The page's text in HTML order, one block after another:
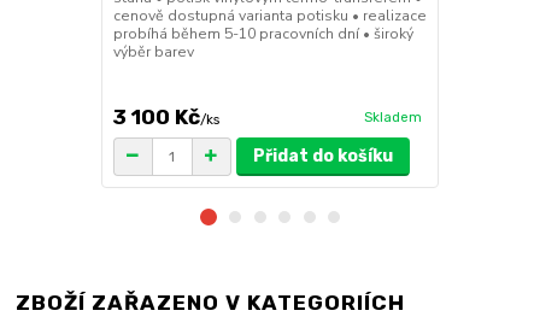
cenově dostupná varianta potisku • realizace
probíhá během 5-10 pracovních dní • široký
výběr barev
3 100 Kč/ks Skladem
Přidat do košíku
ZBOŽÍ ZAŘAZENO V KATEGORIÍCH